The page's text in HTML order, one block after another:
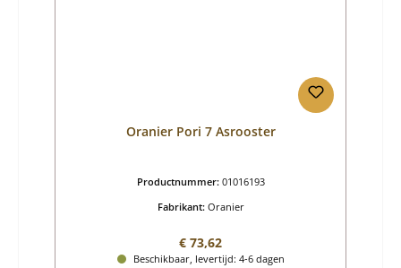
Oranier Pori 7 Asrooster
Productnummer: 01016193
Fabrikant: Oranier
Normale prijs:
€ 73,62
Beschikbaar, levertijd: 4-6 dagen